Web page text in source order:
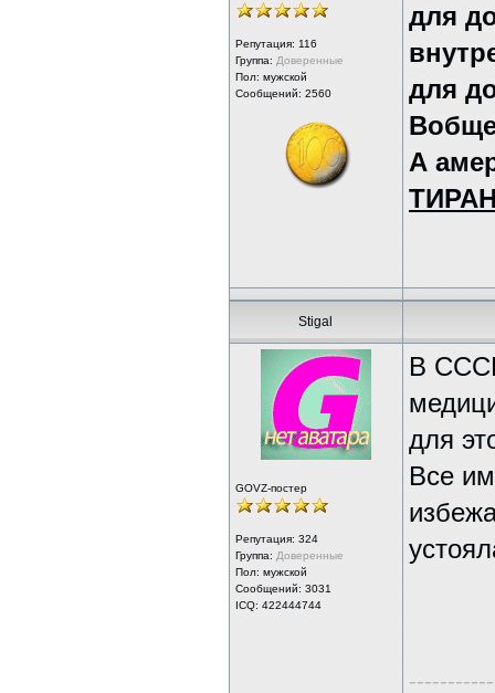
Репутация: 116
Группа: Доверенные
Пол: мужской
Сообщений: 2560
для
для
А
Stigal
GOVZ-постер
Репутация: 324
Группа: Доверенные
Пол: мужской
Сообщений: 3031
ICQ: 422444744
В
для
Все